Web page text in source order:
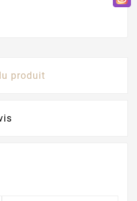
produit